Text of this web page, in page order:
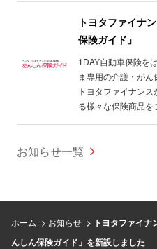
トヨタファイナ
保険ガイド」
1DAY自動車保険を
ま専用の介護・がん
トヨタファイナン
る様々な保険商品を
お知らせ一覧
ホーム お知らせ
トヨタファイ
んしん保険ガイド」を新設しました